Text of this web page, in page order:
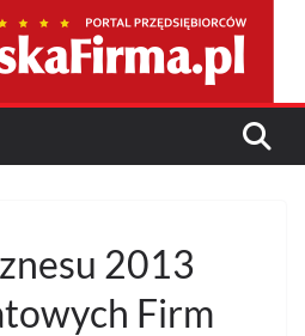
2013
Firm